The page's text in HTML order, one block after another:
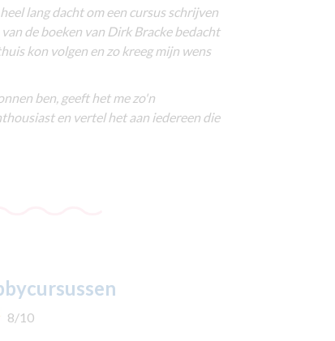
lang dacht om een cursus schrijven
de boeken van Dirk Bracke bedacht
kon volgen en zo kreeg mijn wens
ben, geeft het me zo'n
en vertel het aan iedereen die
8/10